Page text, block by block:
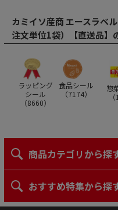
カミイソ産商 エースラベ
注文単位1袋）【直送品】
ラッピング
シール
（8660）
食品シール
（7174）
惣
（
商品カテゴリから探
おすすめ特集から探